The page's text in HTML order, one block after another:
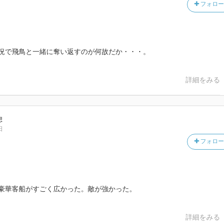
フォロー
で飛鳥と一緒に奪い返すのが何故だか・・・。
詳細をみる
フォロー
華客船がすごく広かった。敵が強かった。
詳細をみる